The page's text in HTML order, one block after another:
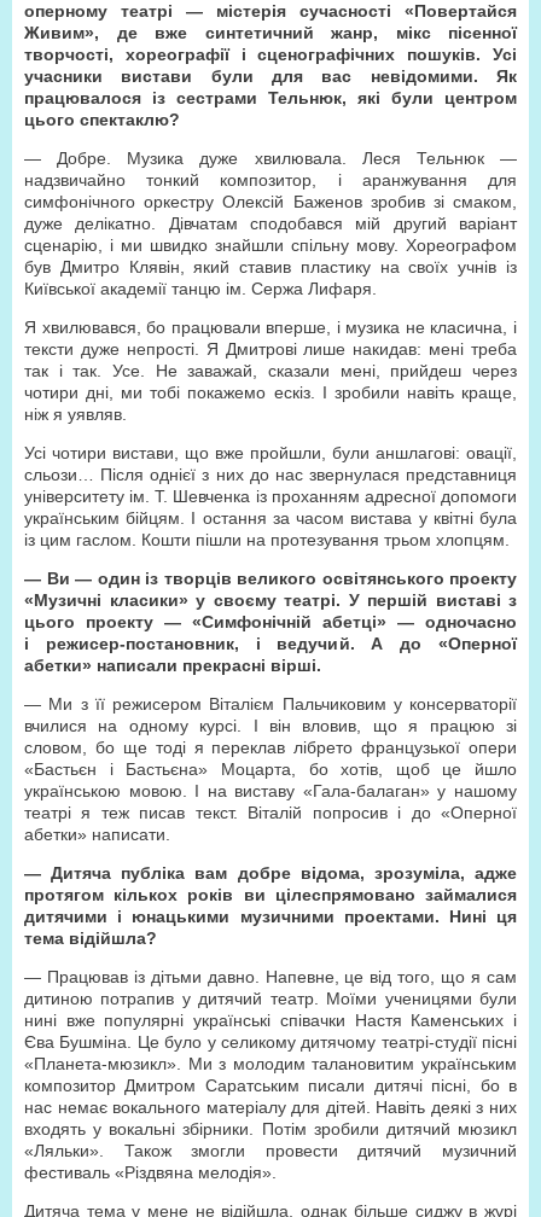
оперному театрі — містерія сучасності «Повертайся
Живим», де вже синтетичний жанр, мікс пісенної
творчості, хореографії і сценографічних пошуків. Усі
учасники вистави були для вас невідомими. Як
працювалося із сестрами Тельнюк, які були центром
цього спектаклю?
— Добре. Музика дуже хвилювала. Леся Тельнюк —
надзвичайно тонкий композитор, і аранжування для
симфонічного оркестру Олексій Баженов зробив зі смаком,
дуже делікатно. Дівчатам сподобався мій другий варіант
сценарію, і ми швидко знайшли спільну мову. Хореографом
був Дмитро Клявін, який ставив пластику на своїх учнів із
Київської академії танцю ім. Сержа Лифаря.
Я хвилювався, бо працювали вперше, і музика не класична, і
тексти дуже непрості. Я Дмитрові лише накидав: мені треба
так і так. Усе. Не заважай, сказали мені, прийдеш через
чотири дні, ми тобі покажемо ескіз. І зробили навіть краще,
ніж я уявляв.
Усі чотири вистави, що вже пройшли, були аншлагові: овації,
сльози… Після однієї з них до нас звернулася представниця
університету ім. Т. Шевченка із проханням адресної допомоги
українським бійцям. І остання за часом вистава у квітні була
із цим гаслом. Кошти пішли на протезування трьом хлопцям.
— Ви — один із творців великого освітянського проекту
«Музичні класики» у своєму театрі. У першій виставі з
цього проекту — «Симфонічній абетці» — одночасно
і режисер-постановник, і ведучий. А до «Оперної
абетки» написали прекрасні вірші.
— Ми з її режисером Віталієм Пальчиковим у консерваторії
вчилися на одному курсі. І він вловив, що я працюю зі
словом, бо ще тоді я переклав лібрето французької опери
«Бастьєн і Бастьєна» Моцарта, бо хотів, щоб це йшло
українською мовою. І на виставу «Гала-балаган» у нашому
театрі я теж писав текст. Віталій попросив і до «Оперної
абетки» написати.
— Дитяча публіка вам добре відома, зрозуміла, адже
протягом кількох років ви цілеспрямовано займалися
дитячими і юнацькими музичними проектами. Нині ця
тема відійшла?
— Працював із дітьми давно. Напевне, це від того, що я сам
дитиною потрапив у дитячий театр. Моїми ученицями були
нині вже популярні українські співачки Настя Каменських і
Єва Бушміна. Це було у селикому дитячому театрі-студії пісні
«Планета-мюзикл». Ми з молодим талановитим українським
композитор Дмитром Саратським писали дитячі пісні, бо в
нас немає вокального матеріалу для дітей. Навіть деякі з них
входять у вокальні збірники. Потім зробили дитячий мюзикл
«Ляльки». Також змогли провести дитячий музичний
фестиваль «Різдвяна мелодія».
Дитяча тема у мене не відійшла, однак більше сиджу в журі